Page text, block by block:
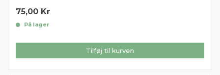
75,00 Kr
På lager
Tilføj til kurven